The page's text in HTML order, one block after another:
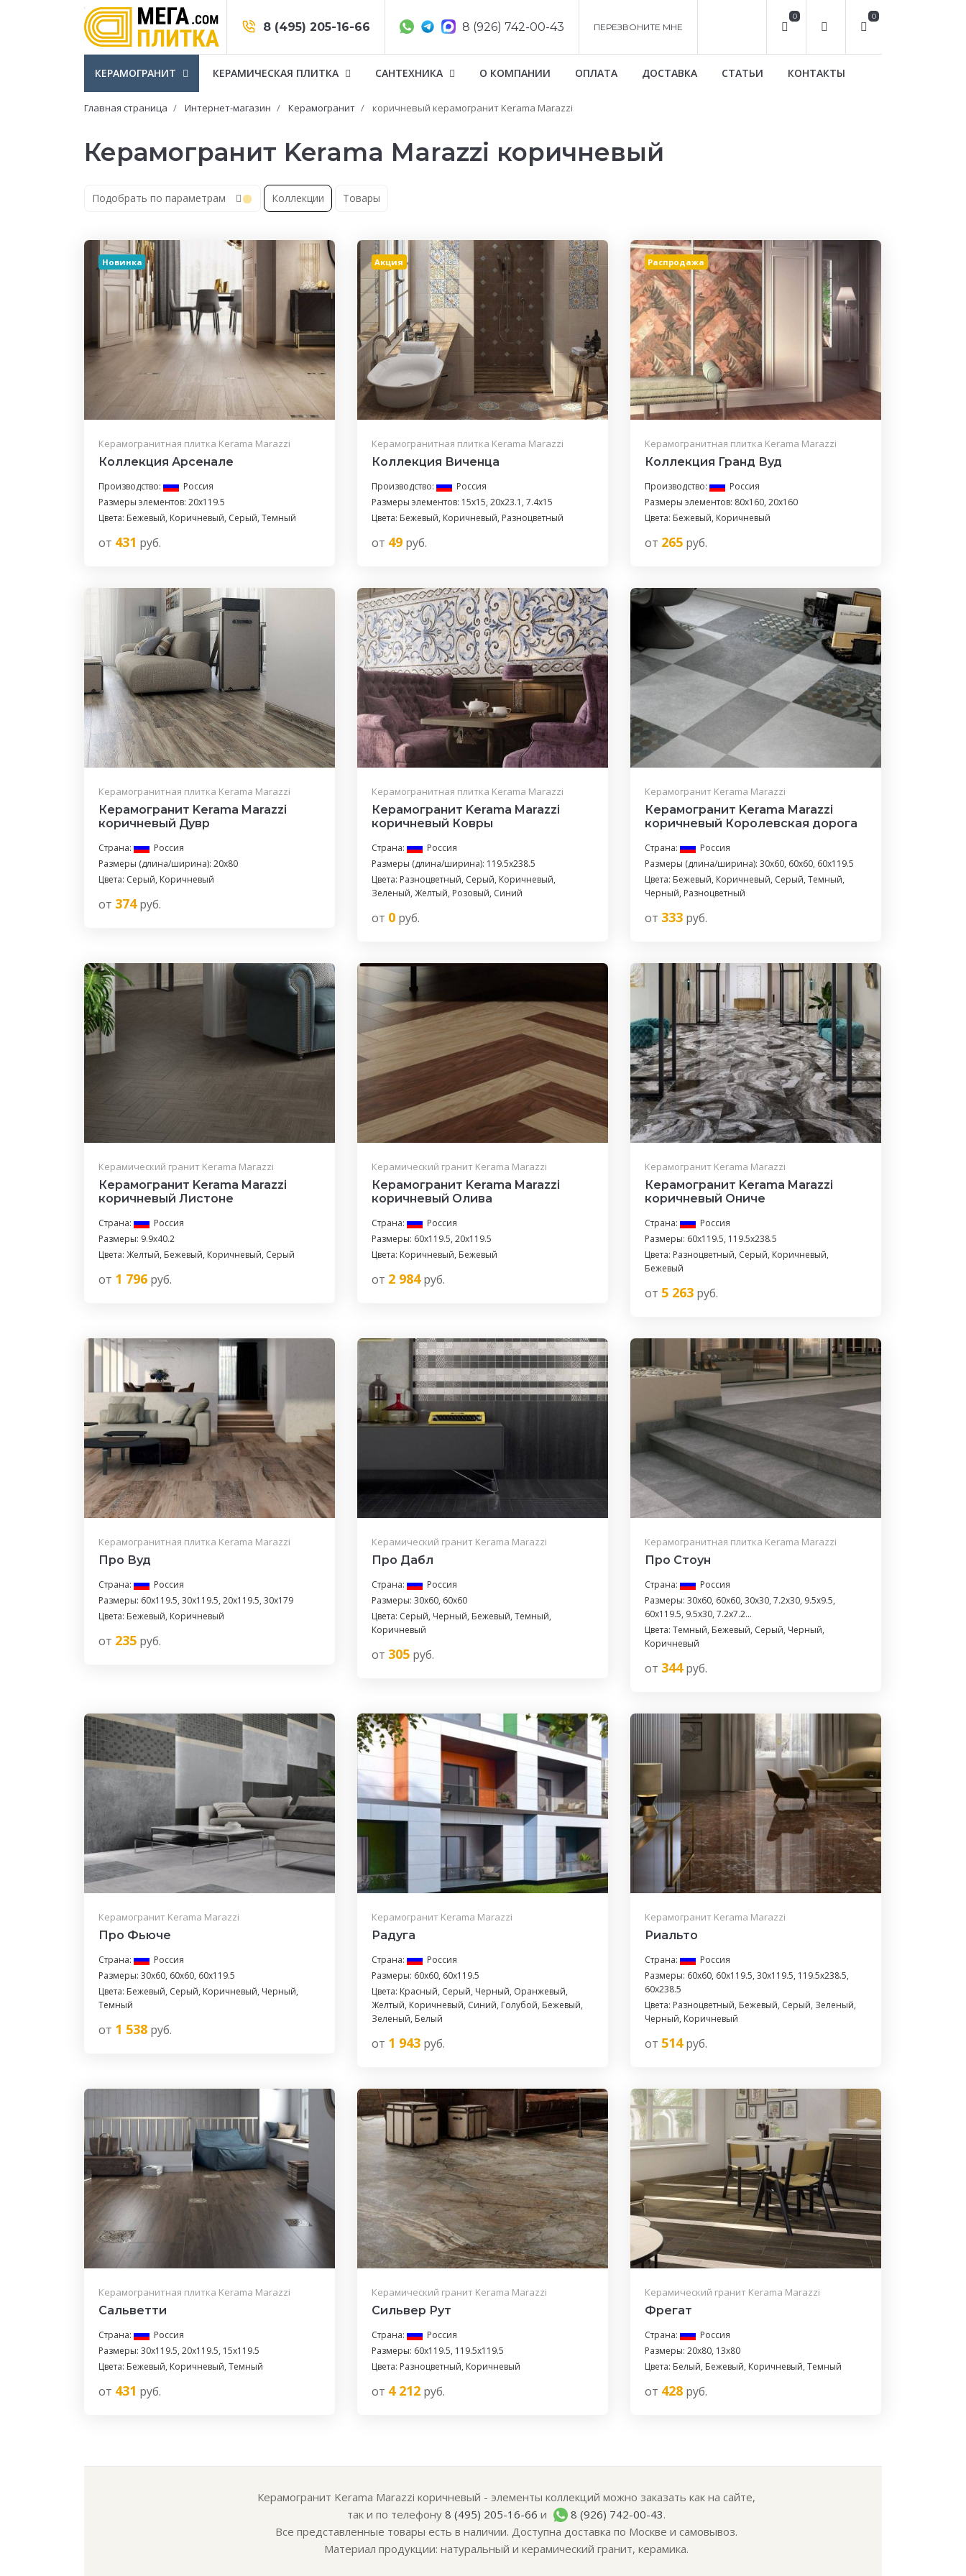
8 (495) 205-16-66 8 (926) 742-00-43 ПЕРЕЗВОНИТЕ МНЕ
0 0
КЕРАМОГРАНИТ КЕРАМИЧЕСКАЯ ПЛИТКА САНТЕХНИКА О КОМПАНИИ ОПЛАТА ДОСТАВКА СТАТЬИ КОНТАКТЫ
Главная страница Интернет-магазин Керамогранит коричневый керамогранит Kerama Marazzi
Керамогранит Kerama Marazzi коричневый
Подобрать по параметрам Коллекции Товары
Новинка
Керамогранитная плитка Kerama Marazzi
Коллекция Арсенале
Производство:
Россия
Размеры элементов: 20x119.5
Цвета: Бежевый, Коричневый, Серый, Темный
от 431 руб.
Акция
Керамогранитная плитка Kerama Marazzi
Коллекция Виченца
Производство:
Россия
Размеры элементов: 15x15, 20x23.1, 7.4x15
Цвета: Бежевый, Коричневый, Разноцветный
от 49руб.
Распродажа
Керамогранитная плитка Kerama Marazzi
Коллекция Гранд Вуд
Производство:
Россия
Размеры элементов: 80x160, 20x160
Цвета: Бежевый, Коричневый
от 265руб.
Керамогранитная плитка Kerama Marazzi
Керамогранит Kerama Marazzi
коричневый Дувр
Страна:
Россия
Размеры (длина/ширина): 20x80
Цвета: Серый, Коричневый
от 374руб.
Керамогранитная плитка Kerama Marazzi
Керамогранит Kerama Marazzi
коричневый Ковры
Страна:
Россия
Размеры (длина/ширина): 119.5x238.5
Цвета: Разноцветный, Серый, Коричневый,
Зеленый, Желтый, Розовый, Синий
от 0руб.
Керамогранит Kerama Marazzi
Керамогранит Kerama Marazzi
коричневый Королевская дорога
Страна:
Россия
Размеры (длина/ширина): 30x60, 60x60, 60x119.5
Цвета: Бежевый, Коричневый, Серый, Темный,
Черный, Разноцветный
от 333руб.
Керамический гранит Kerama Marazzi
Керамогранит Kerama Marazzi
коричневый Листоне
Страна:
Россия
Размеры: 9.9x40.2
Цвета: Желтый, Бежевый, Коричневый, Серый
от 1 796 руб.
Керамический гранит Kerama Marazzi
Керамогранит Kerama Marazzi
коричневый Олива
Страна:
Россия
Размеры: 60x119.5, 20x119.5
Цвета: Коричневый, Бежевый
от 2 984руб.
Керамогранит Kerama Marazzi
Керамогранит Kerama Marazzi
коричневый Ониче
Страна:
Россия
Размеры: 60x119.5, 119.5x238.5
Цвета: Разноцветный, Серый, Коричневый,
Бежевый
от 5 263руб.
Керамогранитная плитка Kerama Marazzi
Про Вуд
Страна:
Россия
Размеры: 60x119.5, 30x119.5, 20x119.5, 30x179
Цвета: Бежевый, Коричневый
от 235 руб.
Керамический гранит Kerama Marazzi
Про Дабл
Страна:
Россия
Размеры: 30x60, 60x60
Цвета: Серый, Черный, Бежевый, Темный,
Коричневый
от 305руб.
Керамогранитная плитка Kerama Marazzi
Про Стоун
Страна:
Россия
Размеры: 30x60, 60x60, 30x30, 7.2x30, 9.5x9.5,
60x119.5, 9.5x30, 7.2x7.2...
Цвета: Темный, Бежевый, Серый, Черный,
Коричневый
от 344руб.
Керамогранит Kerama Marazzi
Про Фьюче
Страна:
Россия
Размеры: 30x60, 60x60, 60x119.5
Цвета: Бежевый, Серый, Коричневый, Черный,
Темный
от 1 538 руб.
Керамогранит Kerama Marazzi
Радуга
Страна:
Россия
Размеры: 60x60, 60x119.5
Цвета: Красный, Серый, Черный, Оранжевый,
Желтый, Коричневый, Синий, Голубой, Бежевый,
Зеленый, Белый
от 1 943руб.
Керамогранит Kerama Marazzi
Риальто
Страна:
Россия
Размеры: 60x60, 60x119.5, 30x119.5, 119.5x238.5,
60x238.5
Цвета: Разноцветный, Бежевый, Серый, Зеленый,
Черный, Коричневый
от 514руб.
Керамогранитная плитка Kerama Marazzi
Сальветти
Страна:
Россия
Размеры: 30x119.5, 20x119.5, 15x119.5
Цвета: Бежевый, Коричневый, Темный
от 431 руб.
Керамический гранит Kerama Marazzi
Сильвер Рут
Страна:
Россия
Размеры: 60x119.5, 119.5x119.5
Цвета: Разноцветный, Коричневый
от 4 212руб.
Керамический гранит Kerama Marazzi
Фрегат
Страна:
Россия
Размеры: 20x80, 13x80
Цвета: Белый, Бежевый, Коричневый, Темный
от 428руб.
Керамогранит Kerama Marazzi коричневый - элементы коллекций можно заказать как на сайте,
так и по телефону 8 (495) 205-16-66 и 8 (926) 742-00-43.
Все представленные товары есть в наличии. Доступна доставка по Москве и самовывоз.
Материал продукции: натуральный и керамический гранит, керамика.